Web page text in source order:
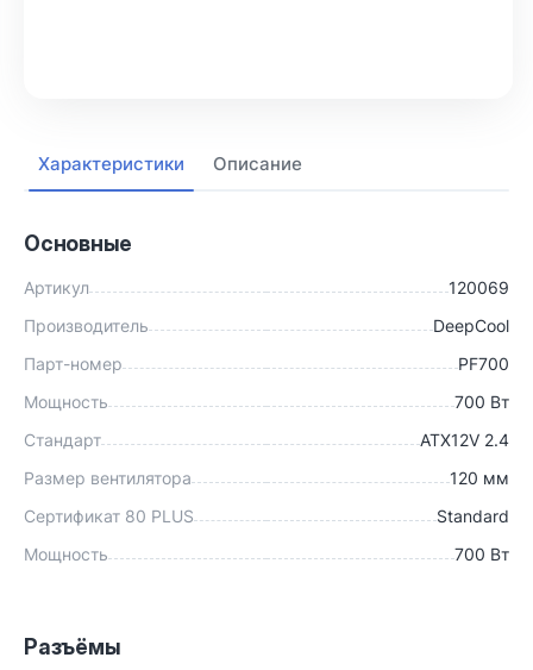
Характеристики Описание
Основные
Артикул
120069
Производитель
DeepCool
Парт-номер
PF700
Мощность
700 Вт
Стандарт
ATX12V 2.4
Размер вентилятора
120 мм
Сертификат 80 PLUS
Standard
Мощность
700 Вт
Разъёмы